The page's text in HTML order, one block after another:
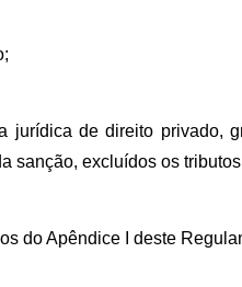
jurídica de direito privado,
sanção, excluídos os
do Apêndice I deste